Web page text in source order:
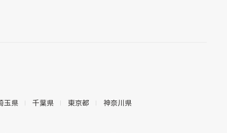
玉県 千葉県 東京都 神奈川県